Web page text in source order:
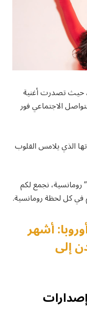
حيث تصدرت أغنية
الاجتماعي فور
الذي يلامس القلوب
نجمع لكم
في كل لحظة رومانسية.
أشهر
إلى